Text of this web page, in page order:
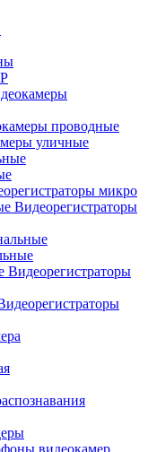
проводные
уличные
микро
Видеорегистраторы
Видеорегистраторы
видеокамер